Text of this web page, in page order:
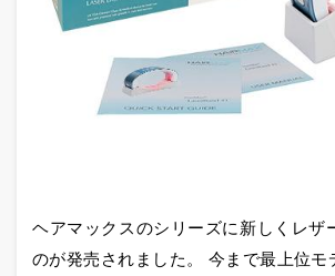
ヘアマックスのシリーズに新しくレザ
のが発売されました。 今まで最上位モ